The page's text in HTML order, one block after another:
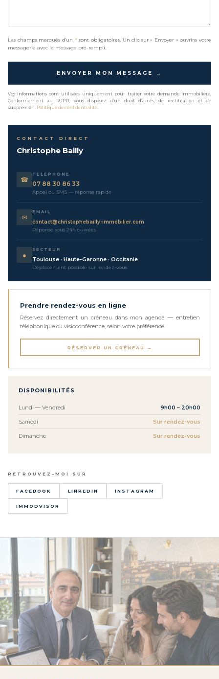
Les champs marqués d’un * sont obligatoires. Un clic sur « Envoyer » ouvrira votre
messagerie avec le message pré-rempli.
ENVOYER MON MESSAGE →
Vos informations sont utilisées uniquement pour traiter votre demande immobilière.
Conformément au RGPD, vous disposez d’un droit d’accès, de rectification et de
suppression. Politique de confidentialité
CONTACT DIRECT
Christophe Bailly
☎
TÉLÉPHONE
07 88 30 86 33
Appel ou SMS — réponse rapide
✉
EMAIL
contact@christophebailly-immobilier.com
Réponse sous 24h ouvrées
●
SECTEUR
Toulouse · Haute-Garonne · Occitanie
Déplacement possible sur rendez-vous
Prendre rendez-vous en ligne
Réservez directement un créneau dans mon agenda — entretien
téléphonique ou visioconférence, selon votre préférence.
RÉSERVER UN CRÉNEAU →
DISPONIBILITÉS
Lundi — Vendredi 9h00 – 20h00
Samedi Sur rendez-vous
Dimanche Sur rendez-vous
RETROUVEZ-MOI SUR
FACEBOOK LINKEDIN INSTAGRAM
IMMODVISOR